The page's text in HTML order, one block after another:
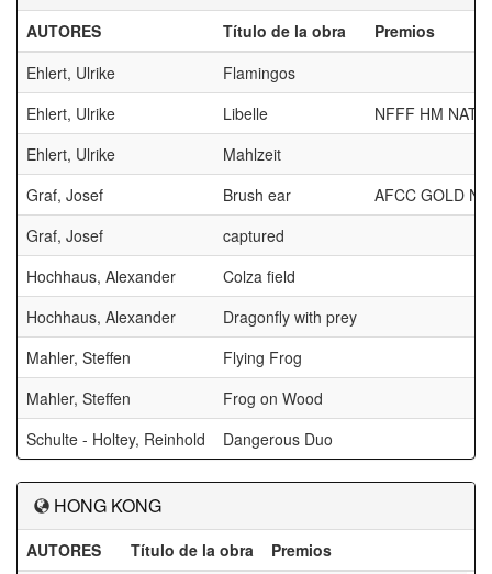
AUTORES Título de la obra
Premios
Ehlert, Ulrike
Flamingos
Ehlert, Ulrike
Libelle
NFFF HM
Ehlert, Ulrike
Mahlzeit
Graf, Josef
Brush ear
AFCC GOLD
Graf, Josef
captured
Hochhaus, Alexander
Colza field
Hochhaus, Alexander
Dragonfly with prey
Mahler, Steffen
Flying Frog
Mahler, Steffen
Frog on Wood
Schulte - Holtey, Reinhold
Dangerous Duo
HONG KONG
AUTORES Título de la obra
Premios